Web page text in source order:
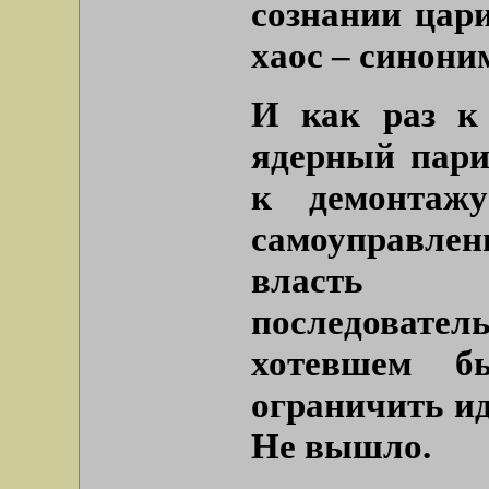
сознании
хаос –
И как раз к
ядерный
к
хотевшем
ограничить
Не вышло.